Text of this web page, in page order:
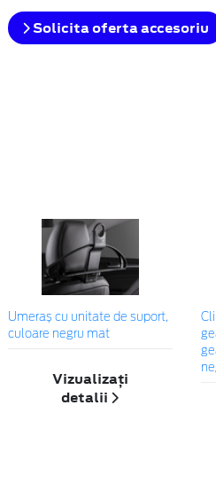
Solicita oferta accesoriu
Umeraș cu unitate de suport,
culoare negru mat
Vizualizați
detalii